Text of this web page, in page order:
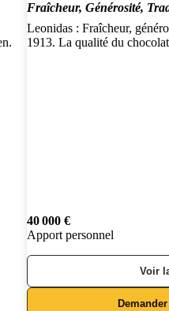
Fraîcheur, Générosité,
Leonidas : Fraîcheur,
1913. La qualité du
40 000 €
Apport personnel
Voir